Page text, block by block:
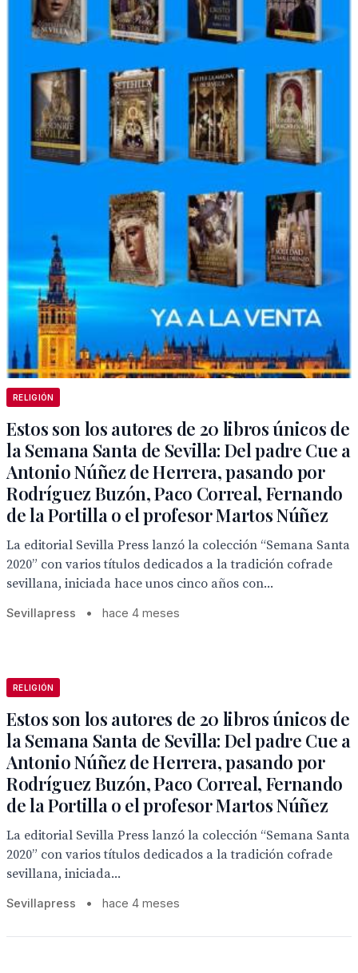
RELIGIÓN
Estos son los autores de 20 libros únicos de
la Semana Santa de Sevilla: Del padre Cue a
Antonio Núñez de Herrera, pasando por
Rodríguez Buzón, Paco Correal, Fernando
de la Portilla o el profesor Martos Núñez
La editorial Sevilla Press lanzó la colección “Semana Santa
2020” con varios títulos dedicados a la tradición cofrade
sevillana, iniciada hace unos cinco años con...
Sevillapress • hace 4 meses
RELIGIÓN
Estos son los autores de 20 libros únicos de
la Semana Santa de Sevilla: Del padre Cue a
Antonio Núñez de Herrera, pasando por
Rodríguez Buzón, Paco Correal, Fernando
de la Portilla o el profesor Martos Núñez
La editorial Sevilla Press lanzó la colección “Semana Santa
2020” con varios títulos dedicados a la tradición cofrade
sevillana, iniciada...
Sevillapress • hace 4 meses